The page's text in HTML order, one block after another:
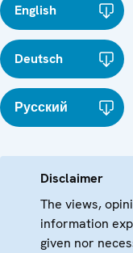
English
Deutsch
Русский
Disclaimer
The views,
information
given nor